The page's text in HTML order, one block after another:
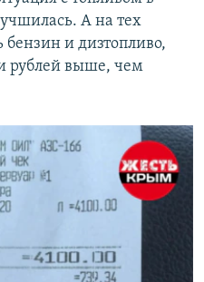
А на тех
бензин и дизтопливо,
рублей выше, чем